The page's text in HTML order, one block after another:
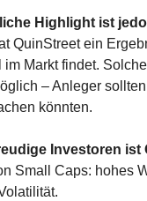
Highlight ist
QuinStreet ein
im Markt findet.
– Anleger
könnten.
Investoren ist
Small Caps: hohes